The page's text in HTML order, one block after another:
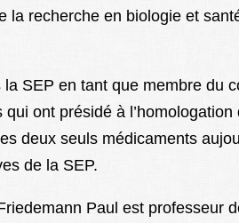
la recherche en biologie et
SEP en tant que membre du
ont présidé à l’homologation
deux seuls médicaments
de la SEP.
Paul est professeur